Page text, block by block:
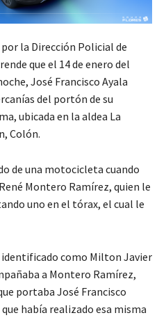
la Dirección Policial de
que el 14 de enero del
José Francisco Ayala
del portón de su
ubicada en la aldea La
Colón.
de una motocicleta cuando
Montero Ramírez, quien le
uno en el tórax, el cual le
como Milton Javier
a Montero Ramírez,
portaba José Francisco
había realizado esa misma